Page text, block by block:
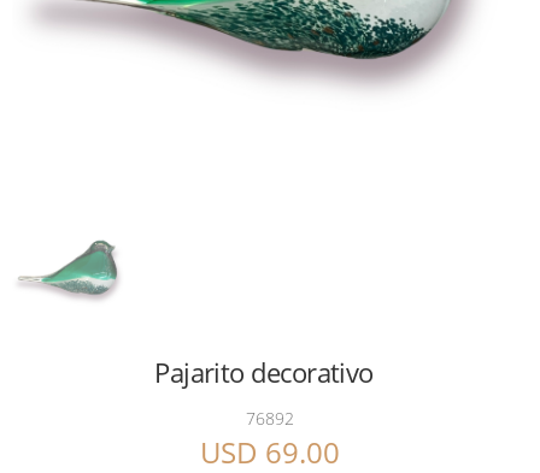
Pajarito decorativo
76892
USD 69.00